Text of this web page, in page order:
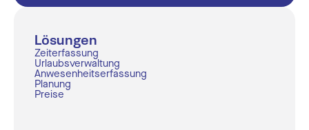
Lösungen
Zeiterfassung
Urlaubsverwaltung
Anwesenheitserfassung
Planung
Preise